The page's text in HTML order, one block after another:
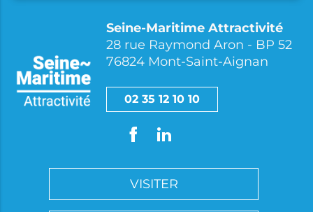
Seine-Maritime Attractivité
28 rue Raymond Aron - BP 52
76824 Mont-Saint-Aignan
02 35 12 10 10
VISITER